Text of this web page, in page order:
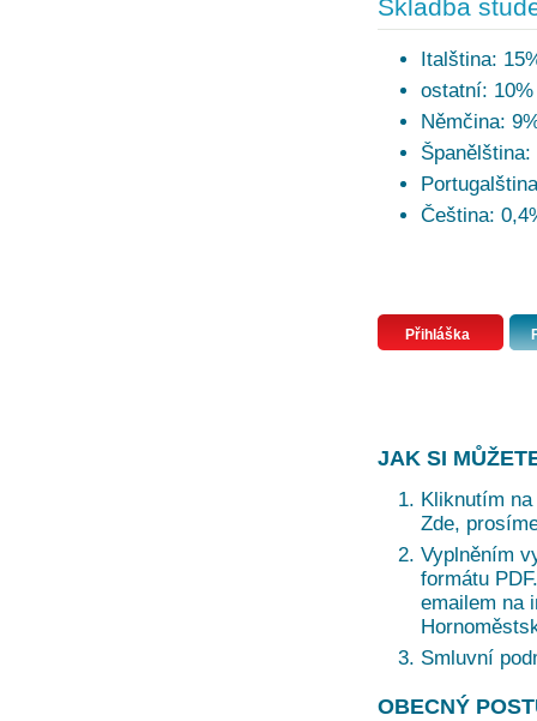
Skladba
Italština:
ostatní: 10%
Němčina:
Španělština:
Čeština:
Přihláška
JAK SI
Kliknutím
Zde,
Vyplněním
formátu
emailem na
Smluvní
OBECNÝ